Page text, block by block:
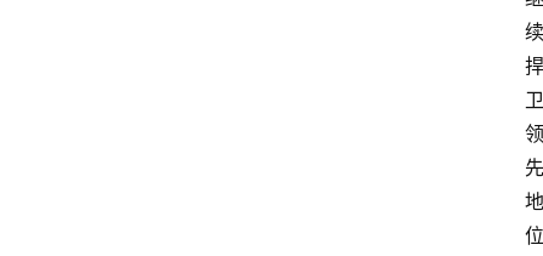
续
捍
卫
领
先
地
位